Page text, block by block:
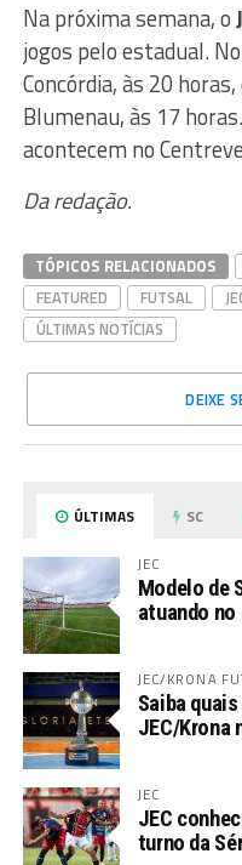
Na próxima semana, o
jogos pelo estadual.
Concórdia, às 20
Blumenau, às 17
acontecem no
Da redação.
TÓPICOS RELACIONADOS
FEATURED
FUTSAL
ÚLTIMAS NOTÍCIAS
DEIXE
ÚLTIMAS SC
JEC
Modelo de
atuando
JEC/KRONA
Saiba
JEC/Krona
JEC
JEC
turno da